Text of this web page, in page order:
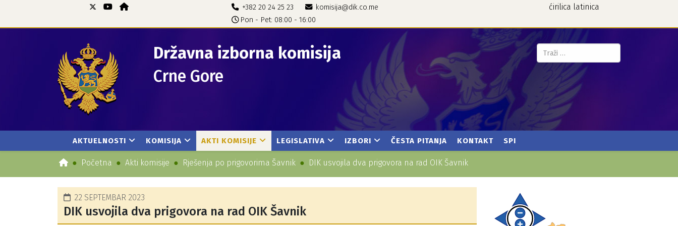
+382 20 24 25 23
komisija@dik.co.me
Pon - Pet: 08:00 - 16:00
ćirilica latinica
Državna izborna komisija
Crne Gore
Pretraga...
AKTUELNOSTI KOMISIJA AKTI KOMISIJE LEGISLATIVA IZBORI ČESTA PITANJA KONTAKT SPI
Početna Akti komisije Rješenja po prigovorima Šavnik DIK usvojila dva prigovora na rad OIK Šavnik
22 SEPTEMBAR 2023
DIK usvojila dva prigovora na rad OIK Šavnik